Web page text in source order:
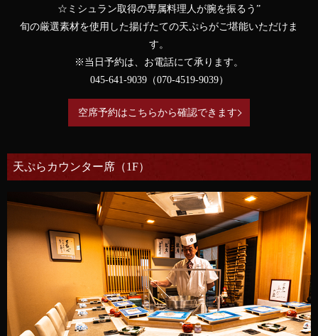
☆ミシュラン取得の専属料理人が腕を振るう”
旬の厳選素材を使用した揚げたての天ぷらがご堪能いただけま
す。
※当日予約は、お電話にて承ります。
045-641-9039（070-4519-9039）
空席予約はこちらから確認できます
天ぷらカウンター席（1F）